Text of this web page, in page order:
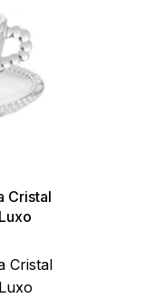
Cristal
Cristal